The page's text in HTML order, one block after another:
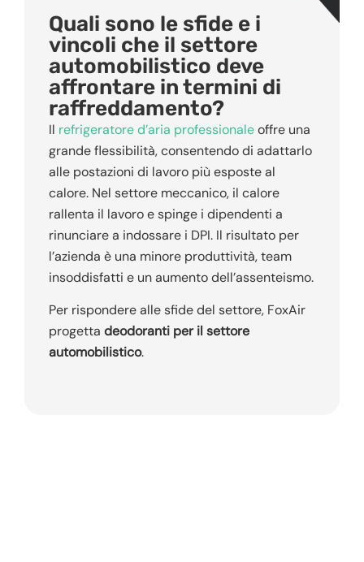
Quali sono le sfide e i
vincoli che il settore
automobilistico deve
affrontare in termini di
raffreddamento?
Il refrigeratore d’aria professionaleoffre una
grande flessibilità, consentendo di adattarlo
alle postazioni di lavoro più esposte al
calore. Nel settore meccanico, il calore
rallenta il lavoro e spinge i dipendenti a
rinunciare a indossare i DPI. Il risultato per
l’azienda è una minore produttività, team
insoddisfatti e un aumento dell’assenteismo.
Per rispondere alle sfide del settore, FoxAir
progetta deodoranti per il settore
automobilistico.